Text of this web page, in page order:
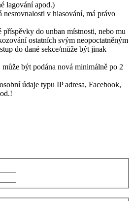
lagování apod.)
nesrovnalosti v hlasování, má právo
příspěvky do unban místnosti, nebo mu
ostatních svým neopoctatněným
do dané sekce/může být jinak
být podána nová minimálně po 2
údaje typu IP adresa, Facebook,